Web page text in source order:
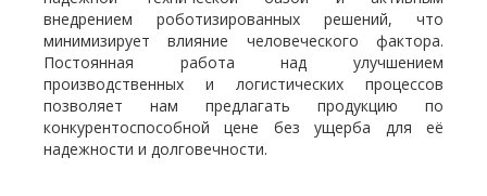
внедрением роботизированных решений, что
минимизирует влияние человеческого фактора.
Постоянная работа над улучшением
производственных и логистических процессов
позволяет нам предлагать продукцию по
конкурентоспособной цене без ущерба для её
надежности и долговечности.